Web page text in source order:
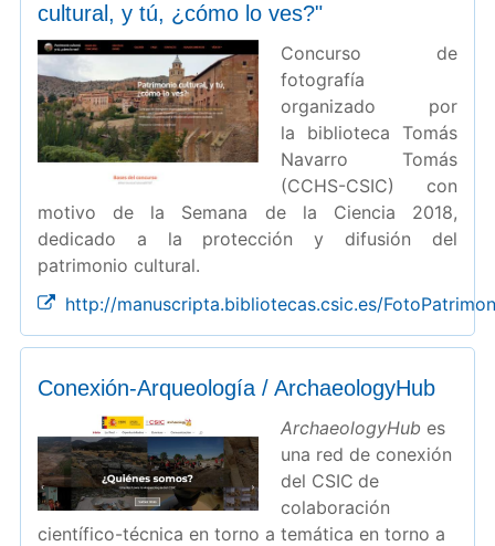
cultural, y tú, ¿cómo lo ves?"
Concurso de
fotografía
organizado por
la biblioteca Tomás
Navarro Tomás
(CCHS-CSIC) con
motivo de la Semana de la Ciencia 2018,
dedicado a la protección y difusión del
patrimonio cultural.
http://manuscripta.bibliotecas.csic.es/
Conexión-Arqueología / ArchaeologyHub
ArchaeologyHub es
una red de conexión
del CSIC de
colaboración
científico-técnica en torno a temática en torno a